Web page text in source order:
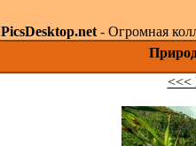
PicsDesktop.net- Огромная
<<<